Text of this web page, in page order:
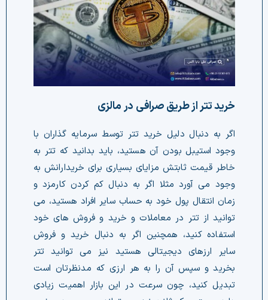
خرید تتر از طریق صرافی در مالزی
اگر به دنبال دلیل خرید تتر توسط سرمایه گذاران با
وجود استیبل بودن آن هستید، باید بدانید که تتر به
خاطر قیمت ثابتش مزایای بسیاری برای خریدارانش به
وجود می آورد مثلا اگر به دنبال کم کردن کارمزد و
زمان انتقال پول خود به حساب سایر افراد هستید، می
توانید از تتر در معاملات و خرید و فروش های خود
استفاده کنید، همچنین اگر به دنبال خرید و فروش
سایر ارزهای دیجیتالی هستید نیز می توانید تتر
بخرید و سپس آن را به هر ارزی که مدنظرتان است
تبدیل کنید، چون سرعت در این بازار اهمیت زیادی